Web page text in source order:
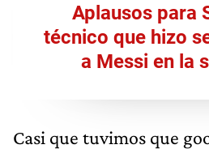
Aplausos para
técnico que hizo
a Messi en la
Casi que tuvimos que